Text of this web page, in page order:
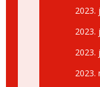
2023.
2023.
2023.
2023.